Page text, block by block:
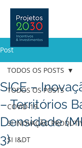
Post
TODOS OS POSTS
COVID-19
SI INOVAÇÃO
SI I&DT
TODOS OS POSTS
SICE –
– Territórios
Densidade
3)